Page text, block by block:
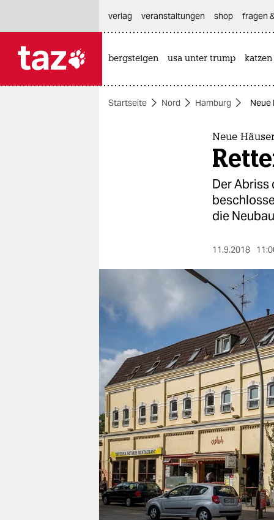
themen
nord
wahrheit
verlag
verlag
veranstaltungen
shop
fragen & hilfe
unterstützen
abo
verlag
veranstaltungen shop fragen
bergsteigen usa unter trump katzen
Startseite Nord Hamburg Neue
Neue
Der Abriss
die
11.9.2018